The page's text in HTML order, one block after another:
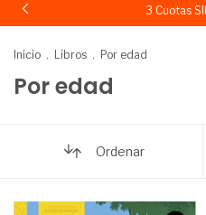
3 Cuotas
Inicio . Libros . Por edad
Por edad
Ordenar